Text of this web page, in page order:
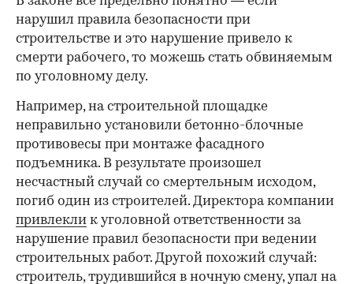
00:00
нарушил правила безопасности при
строительстве и это нарушение привело к
смерти рабочего, то можешь стать обвиняемым
по уголовному делу.
Например, на строительной площадке
неправильно установили бетонно-блочные
противовесы при монтаже фасадного
подъемника. В результате произошел
несчастный случай со смертельным исходом,
погиб один из строителей. Директора компании
привлекли к уголовной ответственности за
нарушение правил безопасности при ведении
строительных работ. Другой похожий случай:
строитель, трудившийся в ночную смену, упал на